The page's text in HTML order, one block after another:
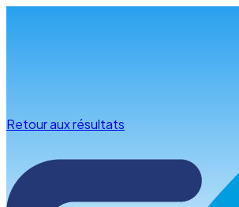
Retour aux résultats